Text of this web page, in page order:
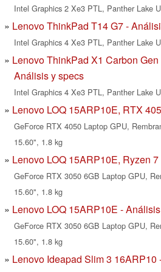
Intel Graphics 2 Xe3 PTL, Panther Lake
Lenovo ThinkPad T14 G7 -
Intel Graphics 4 Xe3 PTL, Panther Lake
Lenovo ThinkPad X1 Carbon
Análisis y specs
Intel Graphics 4 Xe3 PTL, Panther Lake
Lenovo LOQ 15ARP10E, RTX
GeForce RTX 4050 Laptop GPU,
15.60", 1.8 kg
Lenovo LOQ 15ARP10E, Ryzen
GeForce RTX 3050 6GB Laptop GPU,
15.60", 1.8 kg
Lenovo LOQ 15ARP10E -
GeForce RTX 3050 6GB Laptop GPU,
15.60", 1.8 kg
Lenovo Ideapad Slim 3 16ARP10